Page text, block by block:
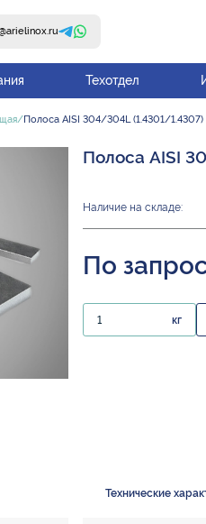
Техотдел
Полоса AISI 304/304L (1.4301/
Полоса AISI
Наличие на складе:
По
кг
Технические